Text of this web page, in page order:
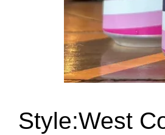
Style:West